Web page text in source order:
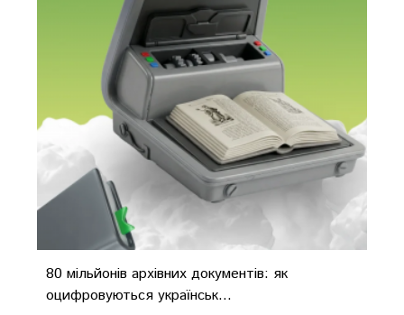
80 мільйонів архівних документів: як
оцифровуються українськ...